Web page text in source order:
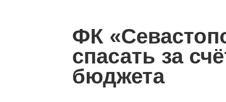
ФК
спасать за
бюджета